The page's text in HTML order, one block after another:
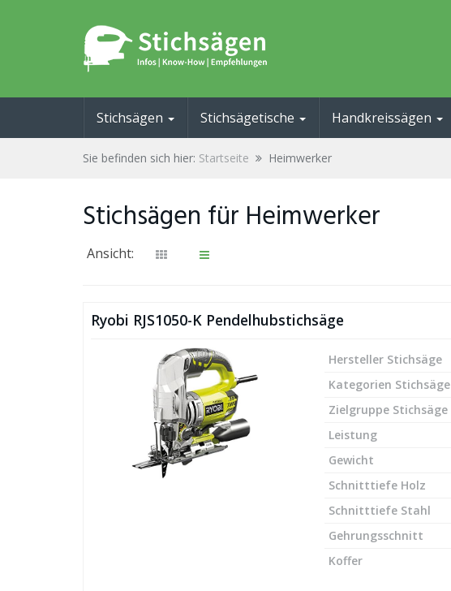
Stichsägen Stichsägetische Handkreissägen
Sie befinden sich hier: Startseite Heimwerker
Stichsägen für Heimwerker
Ansicht:
Ryobi RJS1050-K Pendelhubstichsäge
Hersteller Stichsäge
Kategorien Stichsäge
Zielgruppe Stichsäge
Leistung
Gewicht
Schnitttiefe Holz
Schnitttiefe Stahl
Gehrungsschnitt
Koffer